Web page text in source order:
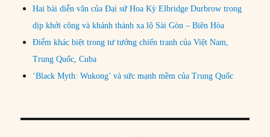
Hai bài diễn văn của Đại sứ Hoa Kỳ Elbridge Durbrow trong
dịp khởi công và khánh thành xa lộ Sài Gòn – Biên Hòa
Điểm khác biệt trong tư tưởng chiến tranh của Việt Nam,
Trung Quốc, Cuba
‘Black Myth: Wukong’ và sức mạnh mềm của Trung Quốc